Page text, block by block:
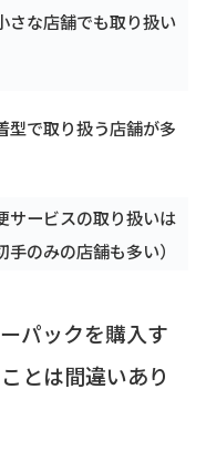
さな店舗でも取り扱い
型で取り扱う店舗が多
サービスの取り扱いは
手のみの店舗も多い）
パックを購入す
とは間違いあり